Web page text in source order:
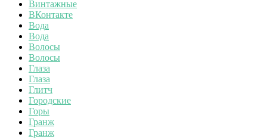
Винтажные
ВКонтакте
Вода
Вода
Волосы
Волосы
Глаза
Глаза
Глитч
Городские
Горы
Гранж
Гранж